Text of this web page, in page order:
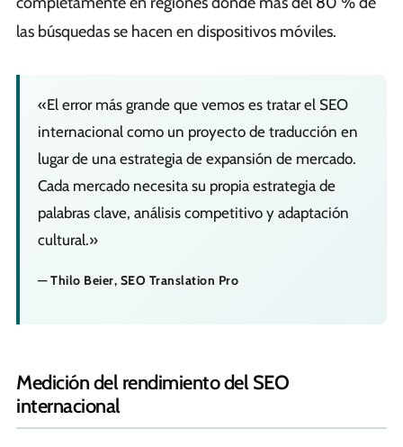
las búsquedas se hacen en dispositivos móviles.
«El error más grande que vemos es tratar el SEO
internacional como un proyecto de traducción en
lugar de una estrategia de expansión de mercado.
Cada mercado necesita su propia estrategia de
palabras clave, análisis competitivo y adaptación
cultural.»
— Thilo Beier, SEO Translation Pro
Medición del rendimiento del SEO
internacional